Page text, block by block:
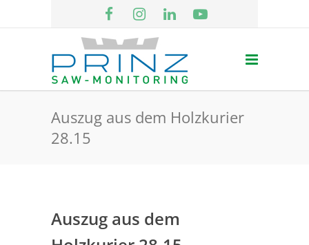
Auszug aus dem Holzkurier
28.15
Auszug aus dem